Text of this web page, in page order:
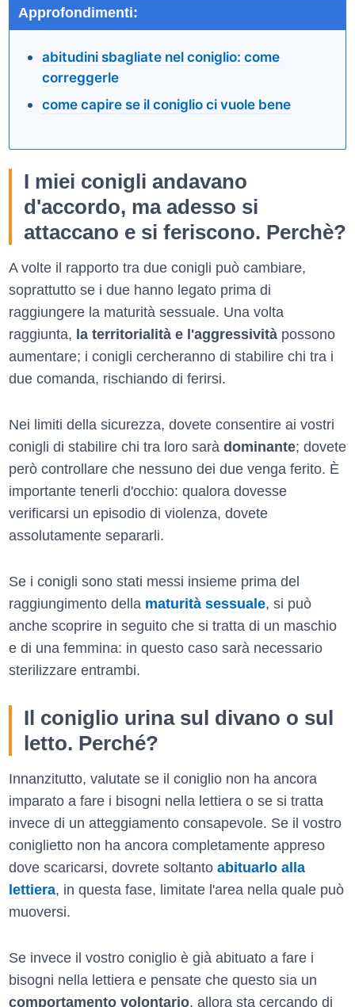
Approfondimenti:
abitudini sbagliate nel coniglio: come
correggerle
come capire se il coniglio ci vuole bene
I miei conigli andavano
d'accordo, ma adesso si
attaccano e si feriscono. Perchè?
A volte il rapporto tra due conigli può cambiare,
soprattutto se i due hanno legato prima di
raggiungere la maturità sessuale. Una volta
raggiunta, la territorialità e l'aggressività possono
aumentare; i conigli cercheranno di stabilire chi tra i
due comanda, rischiando di ferirsi.
Nei limiti della sicurezza, dovete consentire ai vostri
conigli di stabilire chi tra loro sarà dominante; dovete
però controllare che nessuno dei due venga ferito. È
importante tenerli d'occhio: qualora dovesse
verificarsi un episodio di violenza, dovete
assolutamente separarli.
Se i conigli sono stati messi insieme prima del
raggiungimento della maturità sessuale, si può
anche scoprire in seguito che si tratta di un maschio
e di una femmina: in questo caso sarà necessario
sterilizzare entrambi.
Il coniglio urina sul divano o sul
letto. Perché?
Innanzitutto, valutate se il coniglio non ha ancora
imparato a fare i bisogni nella lettiera o se si tratta
invece di un atteggiamento consapevole. Se il vostro
coniglietto non ha ancora completamente appreso
dove scaricarsi, dovrete soltanto abituarlo alla
lettiera, in questa fase, limitate l'area nella quale può
muoversi.
Se invece il vostro coniglio è già abituato a fare i
bisogni nella lettiera e pensate che questo sia un
comportamento volontario, allora sta cercando di